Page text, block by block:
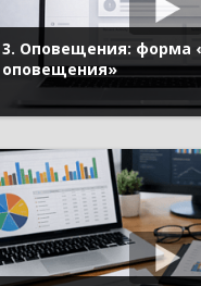
3. Оповещения: форма
оповещения»